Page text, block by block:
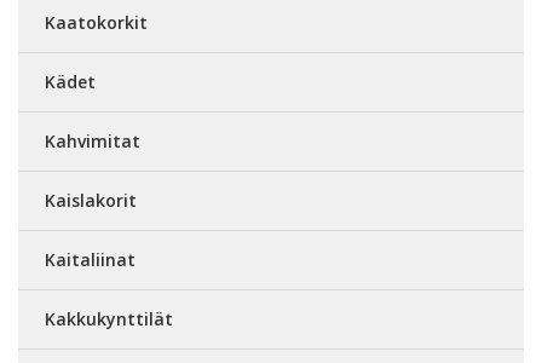
Kaatokorkit
Kädet
Kahvimitat
Kaislakorit
Kaitaliinat
Kakkukynttilät